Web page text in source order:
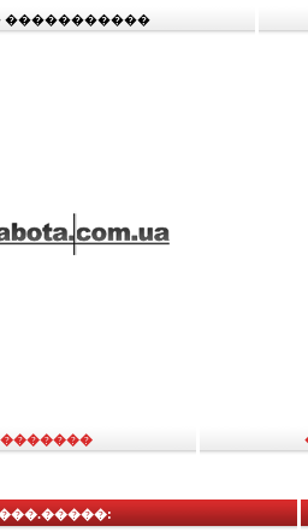
�����������